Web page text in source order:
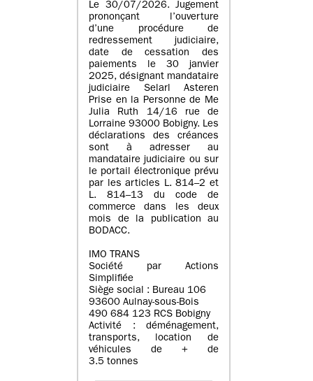
Le 30/07/2026. Jugement
prononçant l’ouverture
d’une procédure de
redressement judiciaire,
date de cessation des
paiements le 30 janvier
2025, désignant mandataire
judiciaire Selarl Asteren
Prise en la Personne de Me
Julia Ruth 14/16 rue de
Lorraine 93000 Bobigny. Les
déclarations des créances
sont à adresser au
mandataire judiciaire ou sur
le portail électronique prévu
par les articles L. 814–2 et
L. 814–13 du code de
commerce dans les deux
mois de la publication au
BODACC.
IMO TRANS
Société par Actions
Simplifiée
Siège social : Bureau 106
93600 Aulnay-sous-Bois
490 684 123 RCS Bobigny
Activité : déménagement,
transports, location de
véhicules de + de
3.5 tonnes